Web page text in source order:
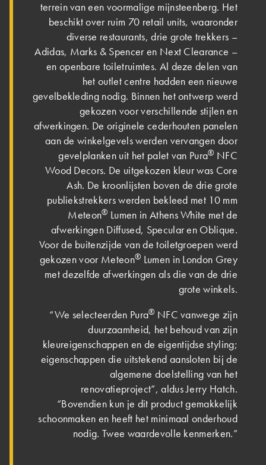
terrein van een voormalige mijnsteenberg. Het
beschikt over ruim 70 retail units, waaronder
diverse restaurants, drie grote trekkers –
Adidas, Marks & Spencer en Next Clearance –
en openbare toiletruimtes. Al deze delen van
het outlet centre hadden een nieuwe
gevelbekleding nodig. Binnen het ontwerp werd
gekozen voor verschillende stijlen en
afwerkingen. De originele cederhouten panelen
aan de winkelgevels werden vervangen door
gevelplanken uit het palet van Pura® NFC
Wood Decors. De uitgekozen kleur was Core
Ash. De kroonlijsten boven de drie grote
publiekstrekkers werden bekleed met 10 mm
Meteon® Lumen in Athens White met de
afwerkingen Diffused, Specular en Oblique.
Voor de buitenzijde van de toiletgroepen werd
gekozen voor Meteon® Lumen in London Grey
met dezelfde afwerkingen als die van de drie
grote winkels.
“We selecteerden Pura® NFC vanwege zijn
duurzaamheid, het behoud van zijn
kleureigenschappen en de eigentijdse styling;
eigenschappen die uitstekend aansloten bij de
algemene doelstelling van het
renovatieproject”, aldus Jerry Hatch.
“Bovendien kun je dit product gemakkelijk
schoonmaken en heeft het minimaal onderhoud
nodig. Twee waardevolle kenmerken.”